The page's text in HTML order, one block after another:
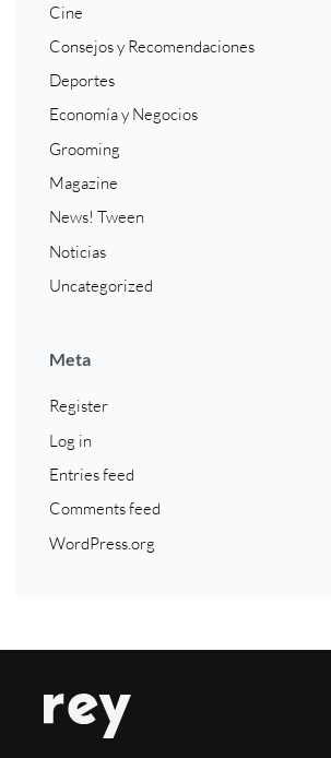
Cine
Consejos y Recomendaciones
Deportes
Economía y Negocios
Grooming
Magazine
News! Tween
Noticias
Uncategorized
Meta
Register
Log in
Entries feed
Comments feed
WordPress.org